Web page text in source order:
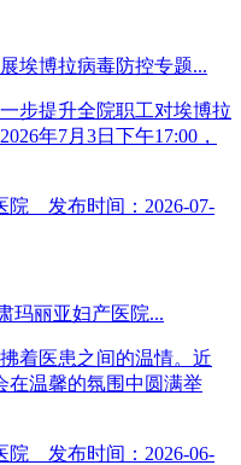
埃博拉病毒防控专题...
步提升全院职工对埃博拉
年7月3日下午17:00，
院 发布时间：2026-07-
玛丽亚妇产医院...
着医患之间的温情。近
在温馨的氛围中圆满举
院 发布时间：2026-06-